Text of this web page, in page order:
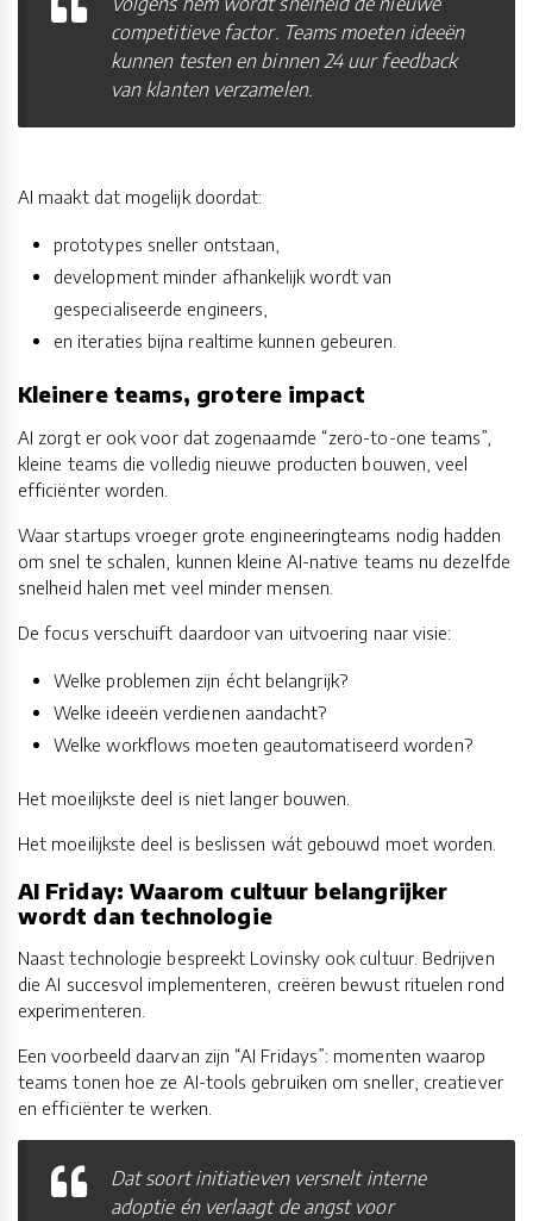
competitieve factor. Teams moeten ideeën
kunnen testen en binnen 24 uur feedback
van klanten verzamelen.
AI maakt dat mogelijk doordat:
prototypes sneller ontstaan,
development minder afhankelijk wordt van
gespecialiseerde engineers,
en iteraties bijna realtime kunnen gebeuren.
Kleinere teams, grotere impact
AI zorgt er ook voor dat zogenaamde “zero-to-one teams”,
kleine teams die volledig nieuwe producten bouwen, veel
efficiënter worden.
Waar startups vroeger grote engineeringteams nodig hadden
om snel te schalen, kunnen kleine AI-native teams nu dezelfde
snelheid halen met veel minder mensen.
De focus verschuift daardoor van uitvoering naar visie:
Welke problemen zijn écht belangrijk?
Welke ideeën verdienen aandacht?
Welke workflows moeten geautomatiseerd worden?
Het moeilijkste deel is niet langer bouwen.
Het moeilijkste deel is beslissen wát gebouwd moet worden.
AI Friday: Waarom cultuur belangrijker
wordt dan technologie
Naast technologie bespreekt Lovinsky ook cultuur. Bedrijven
die AI succesvol implementeren, creëren bewust rituelen rond
experimenteren.
Een voorbeeld daarvan zijn “AI Fridays”: momenten waarop
teams tonen hoe ze AI-tools gebruiken om sneller, creatiever
en efficiënter te werken.
Dat soort initiatieven versnelt interne
adoptie én verlaagt de angst voor